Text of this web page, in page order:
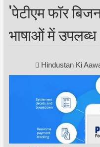
'पेटीएम फॉर
भाषाओं में उपलब्ध
Hindustan Ki